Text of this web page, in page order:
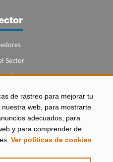
de rastreo para mejorar tu
web, para mostrarte
adecuados, para
y para comprender de
Ver políticas de cookies
Sector
legal
|